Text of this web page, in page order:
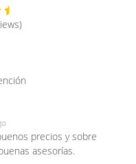
precios y sobre
asesorías.